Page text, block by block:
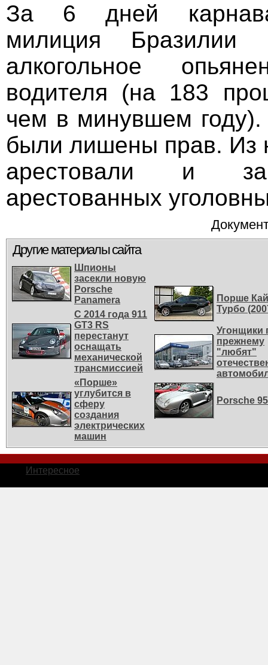
За 6 дней
милиция Бразилии
алкогольное
водителя (на 183
чем в минувшем году).
были лишены прав. Из
арестовали и
арестованных
Другие материалы сайта
Шпионы
засекли новую
Porsche
Panamera
С 2014 года 911
GT3 RS
перестанут
оснащать
механической
трансмиссией
«Порше»
углубится в
сферу
создания
электрических
машин
Порше
Турбо
Угонщики
прежнему
"любят"
Porsche
Интересное